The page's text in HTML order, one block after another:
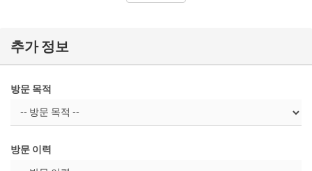
추가 정보
방문 목적
방문 이력